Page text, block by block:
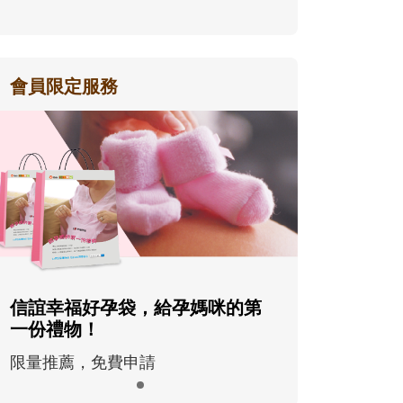
會員限定服務
信誼幸福好孕袋，給孕媽咪的第
一份禮物！
限量推薦，免費申請